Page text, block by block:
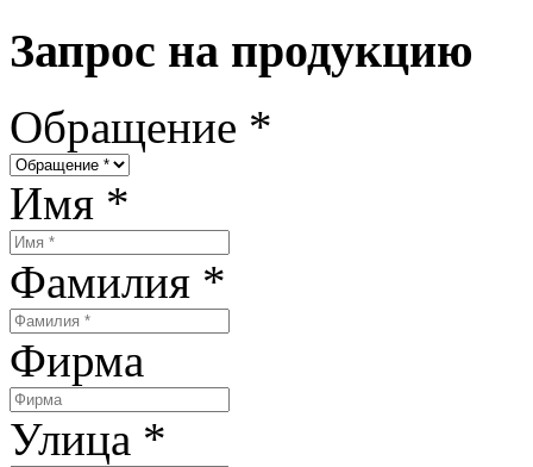
Запрос на продукцию
Обращение *
Имя *
Фамилия *
Фирма
Улица *